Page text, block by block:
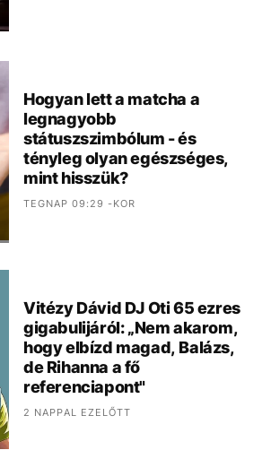
Hogyan lett a matcha a
legnagyobb
státuszszimbólum - és
tényleg olyan egészséges,
mint hisszük?
TEGNAP 09:29 -KOR
Vitézy Dávid DJ Oti 65 ezres
gigabulijáról: „Nem akarom,
hogy elbízd magad, Balázs,
de Rihanna a fő
referenciapont"
2 NAPPAL EZELŐTT